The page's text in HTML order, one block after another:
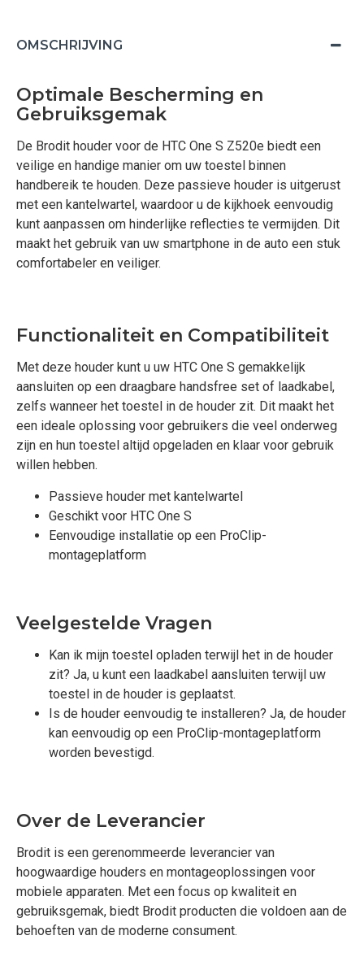
OMSCHRIJVING
Optimale Bescherming en
Gebruiksgemak
De Brodit houder voor de HTC One S Z520e biedt een
veilige en handige manier om uw toestel binnen
handbereik te houden. Deze passieve houder is uitgerust
met een kantelwartel, waardoor u de kijkhoek eenvoudig
kunt aanpassen om hinderlijke reflecties te vermijden. Dit
maakt het gebruik van uw smartphone in de auto een stuk
comfortabeler en veiliger.
Functionaliteit en Compatibiliteit
Met deze houder kunt u uw HTC One S gemakkelijk
aansluiten op een draagbare handsfree set of laadkabel,
zelfs wanneer het toestel in de houder zit. Dit maakt het
een ideale oplossing voor gebruikers die veel onderweg
zijn en hun toestel altijd opgeladen en klaar voor gebruik
willen hebben.
Passieve houder met kantelwartel
Geschikt voor HTC One S
Eenvoudige installatie op een ProClip-
montageplatform
Veelgestelde Vragen
Kan ik mijn toestel opladen terwijl het in de houder
zit? Ja, u kunt een laadkabel aansluiten terwijl uw
toestel in de houder is geplaatst.
Is de houder eenvoudig te installeren? Ja, de houder
kan eenvoudig op een ProClip-montageplatform
worden bevestigd.
Over de Leverancier
Brodit is een gerenommeerde leverancier van
hoogwaardige houders en montageoplossingen voor
mobiele apparaten. Met een focus op kwaliteit en
gebruiksgemak, biedt Brodit producten die voldoen aan de
behoeften van de moderne consument.